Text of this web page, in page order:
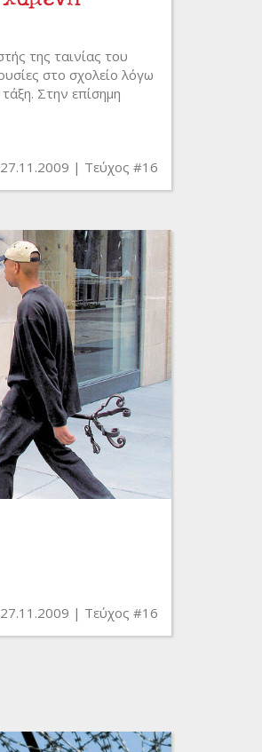
της ταινίας του
στο σχολείο λόγω
Στην επίσημη
27.11.2009 Τεύχος #16
27.11.2009 Τεύχος #16